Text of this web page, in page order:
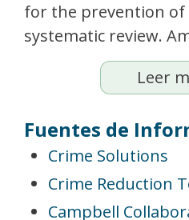
for the prevention of
systematic review.
Leer
Fuentes de
Crime Solutions
Crime Reduction
Campbell